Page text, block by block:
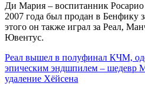
Ди Мария – воспитанник Росарио
2007 года был продан в Бенфику
этого он также играл за Реал,
Ювентус.
Реал вышел в полуфинал КЧМ,
эпическим эндшпилем – шедевр
удаление Хёйсена